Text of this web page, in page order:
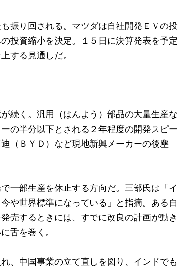
振り回される。マツダは自社開発ＥＶの投
投資縮小を決定。１５日に決算発表を予定
する見通しだ。
続く。汎用（はんよう）部品の大量生産な
の半分以下とされる２年程度の開発スピー
（ＢＹＤ）など現地新興メーカーの後塵
一部生産を休止する方向だ。三部氏は「イ
や世界標準になっている」と指摘。ある自
売するときには、すでに改良の計画が動き
舌を巻く。
、中国事業の立て直しを図り、インドでも